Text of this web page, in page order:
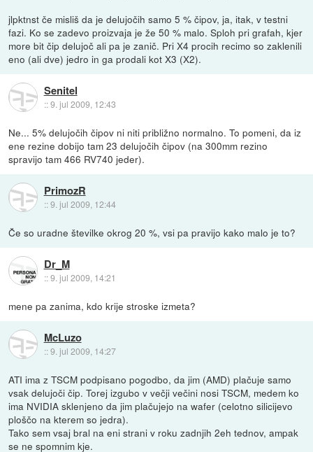
jlpktnst če misliš da je delujočih samo 5 % čipov, ja, itak, v testni
fazi. Ko se zadevo proizvaja je že 50 % malo. Sploh pri grafah, kjer
more bit čip delujoč ali pa je zanič. Pri X4 procih recimo so zaklenili
eno (ali dve) jedro in ga prodali kot X3 (X2).
Senitel
::9. jul 2009, 12:43
Ne... 5% delujočih čipov ni niti približno normalno. To pomeni, da iz
ene rezine dobijo tam 23 delujočih čipov (na 300mm rezino
spravijo tam 466 RV740 jeder).
PrimozR
::9. jul 2009, 12:44
Če so uradne številke okrog 20 %, vsi pa pravijo kako malo je to?
Dr_M
::9. jul 2009, 14:21
mene pa zanima, kdo krije stroske izmeta?
McLuzo
::9. jul 2009, 14:27
ATI ima z TSCM podpisano pogodbo, da jim (AMD) plačuje samo
vsak delujoči čip. Torej izgubo v večji večini nosi TSCM, medem ko
ima NVIDIA sklenjeno da jim plačujejo na wafer (celotno silicijevo
ploščo na kterem so jedra).
Tako sem vsaj bral na eni strani v roku zadnjih 2eh tednov, ampak
se ne spomnim kje.